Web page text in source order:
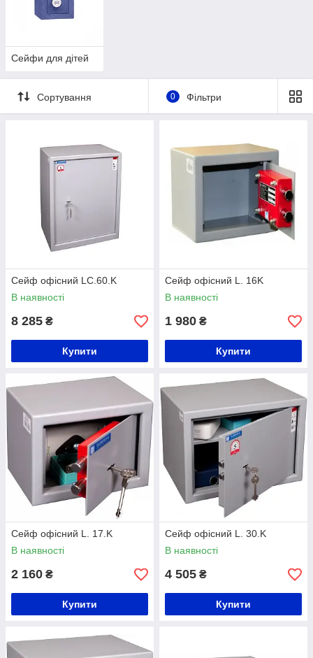
Сейфи для дітей
Сортування 0 Фільтри
Сейф офісний LC.60.K
В наявності
8 285 ₴
Купити
Сейф офісний L. 16K
В наявності
1 980 ₴
Купити
Сейф офісний L. 17.K
В наявності
2 160 ₴
Купити
Сейф офісний L. 30.K
В наявності
4 505 ₴
Купити